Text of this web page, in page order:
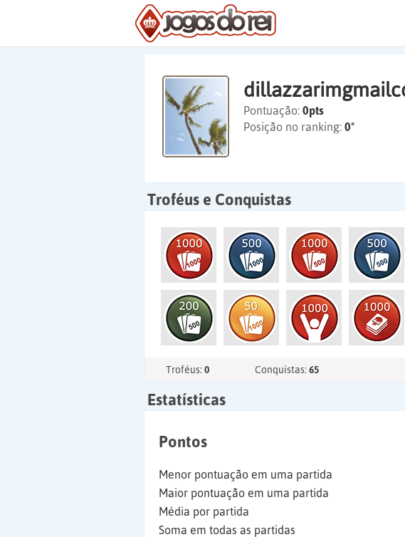
Pontuação: 0pts
Posição no ranking: 0º
Troféus e Conquistas
Troféus: 0 Conquistas: 65
Estatísticas
Pontos
Menor pontuação em uma partida
Maior pontuação em uma partida
Média por partida
Soma em todas as partidas